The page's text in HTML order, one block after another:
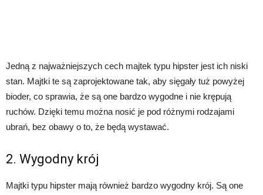
Jedną z najważniejszych cech majtek typu hipster jest ich niski
stan. Majtki te są zaprojektowane tak, aby sięgały tuż powyżej
bioder, co sprawia, że są one bardzo wygodne i nie krępują
ruchów. Dzięki temu można nosić je pod różnymi rodzajami
ubrań, bez obawy o to, że będą wystawać.
2. Wygodny krój
Majtki typu hipster mają również bardzo wygodny krój. Są one